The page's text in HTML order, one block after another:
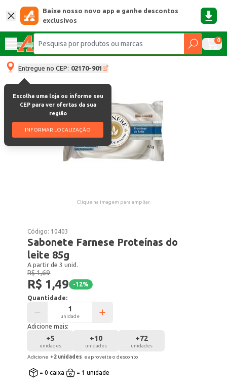
Baixe nosso novo app e ganhe descontos
exclusivos
0
Entregue no CEP: 02170-901
Escolha uma loja ou informe seu
CEP para ver ofertas da sua
região
INFORMAR LOCALIZAÇÃO
Clique na imagem para ampliar.
Código: 10403
Sabonete Farnese Proteínas do
leite 85g
A partir de 3 unid.
R$ 1,69
R$ 1,49 -12%
Quantidade:
unidade
Adicione mais:
+5
unidades
+10
unidades
+72
unidades
Adicione +2 unidades e aproveite o desconto
= 0 caixa = 1 unidade